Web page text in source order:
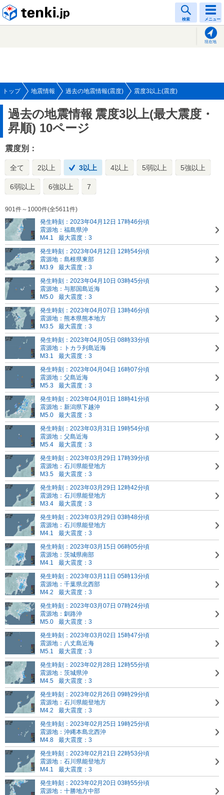
検索 メニュー
現在地
トップ 地震情報 過去の地震情報(震度) 震度3以上(震度)
過去の地震情報 震度3以上(最大震度・
昇順) 10ページ
震度別：
全て 2以上 3以上 4以上 5弱以上 5強以上
6弱以上 6強以上 7
901件～1000件(全5611件)
発生時刻：2023年04月12日 17時46分頃
震源地：福島県沖
M4.1
最大震度：3
発生時刻：2023年04月12日 12時54分頃
震源地：島根県東部
M3.9
最大震度：3
発生時刻：2023年04月10日 03時45分頃
震源地：与那国島近海
M5.0
最大震度：3
発生時刻：2023年04月07日 13時46分頃
震源地：熊本県熊本地方
M3.5
最大震度：3
発生時刻：2023年04月05日 08時33分頃
震源地：トカラ列島近海
M3.1
最大震度：3
発生時刻：2023年04月04日 16時07分頃
震源地：父島近海
M5.3
最大震度：3
発生時刻：2023年04月01日 18時41分頃
震源地：新潟県下越沖
M5.0
最大震度：3
発生時刻：2023年03月31日 19時54分頃
震源地：父島近海
M5.4
最大震度：3
発生時刻：2023年03月29日 17時39分頃
震源地：石川県能登地方
M3.5
最大震度：3
発生時刻：2023年03月29日 12時42分頃
震源地：石川県能登地方
M3.4
最大震度：3
発生時刻：2023年03月29日 03時48分頃
震源地：石川県能登地方
M4.1
最大震度：3
発生時刻：2023年03月15日 06時05分頃
震源地：茨城県南部
M4.1
最大震度：3
発生時刻：2023年03月11日 05時13分頃
震源地：千葉県北西部
M4.2
最大震度：3
発生時刻：2023年03月07日 07時24分頃
震源地：釧路沖
M5.0
最大震度：3
発生時刻：2023年03月02日 15時47分頃
震源地：八丈島近海
M5.1
最大震度：3
発生時刻：2023年02月28日 12時55分頃
震源地：茨城県沖
M4.5
最大震度：3
発生時刻：2023年02月26日 09時29分頃
震源地：石川県能登地方
M4.2
最大震度：3
発生時刻：2023年02月25日 19時25分頃
震源地：沖縄本島北西沖
M4.8
最大震度：3
発生時刻：2023年02月21日 22時53分頃
震源地：石川県能登地方
M4.1
最大震度：3
発生時刻：2023年02月20日 03時55分頃
震源地：十勝地方中部